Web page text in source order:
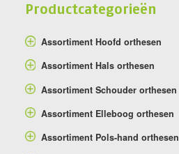
Productcategorieën
Assortiment Hoofd orthesen
Assortiment Hals orthesen
Assortiment Schouder orthesen
Assortiment Elleboog orthesen
Assortiment Pols-hand orthesen